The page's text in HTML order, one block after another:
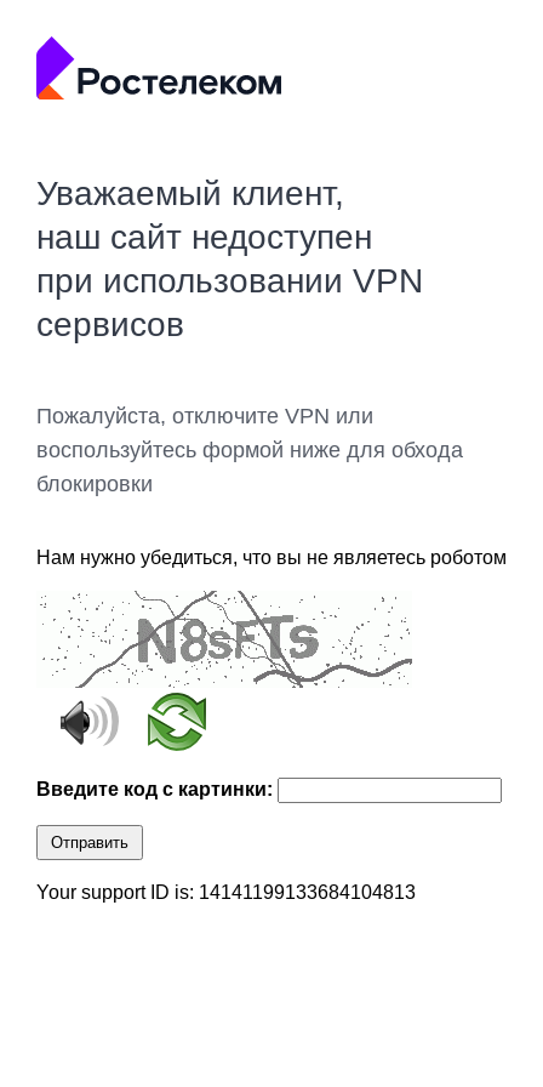
Уважаемый клиент,
наш сайт недоступен
при использовании VPN
сервисов
Пожалуйста, отключите VPN или
воспользуйтесь формой ниже для обхода
блокировки
Нам нужно убедиться, что вы не являетесь роботом
Введите код с картинки:
Отправить
Your support ID is: 14141199133684104813